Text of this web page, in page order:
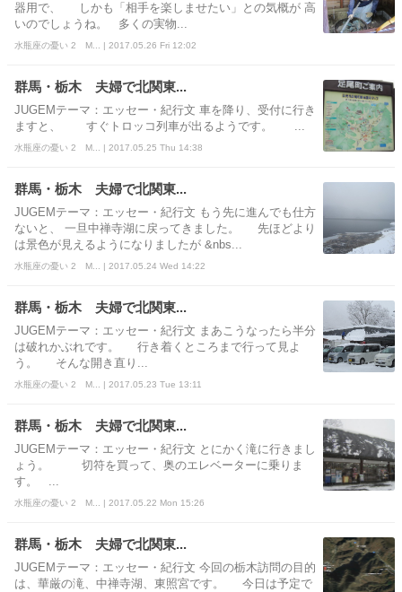
器用で、 しかも「相手を楽しませたい」との気概が 高
いのでしょうね。 多くの実物...
水瓶座の憂い 2 M... | 2017.05.26 Fri 12:02
群馬・栃木 夫婦で北関東...
JUGEMテーマ：エッセー・紀行文 車を降り、受付に行き
ますと、 すぐトロッコ列車が出るようです。 ...
水瓶座の憂い 2 M... | 2017.05.25 Thu 14:38
群馬・栃木 夫婦で北関東...
JUGEMテーマ：エッセー・紀行文 もう先に進んでも仕方
ないと、 一旦中禅寺湖に戻ってきました。 先ほどより
は景色が見えるようになりましたが &nbs...
水瓶座の憂い 2 M... | 2017.05.24 Wed 14:22
群馬・栃木 夫婦で北関東...
JUGEMテーマ：エッセー・紀行文 まあこうなったら半分
は破れかぶれです。 行き着くところまで行って見よ
う。 そんな開き直り...
水瓶座の憂い 2 M... | 2017.05.23 Tue 13:11
群馬・栃木 夫婦で北関東...
JUGEMテーマ：エッセー・紀行文 とにかく滝に行きまし
ょう。 切符を買って、奥のエレベーターに乗りま
す。 ...
水瓶座の憂い 2 M... | 2017.05.22 Mon 15:26
群馬・栃木 夫婦で北関東...
JUGEMテーマ：エッセー・紀行文 今回の栃木訪問の目的
は、華厳の滝、中禅寺湖、東照宮です。 今日は予定で